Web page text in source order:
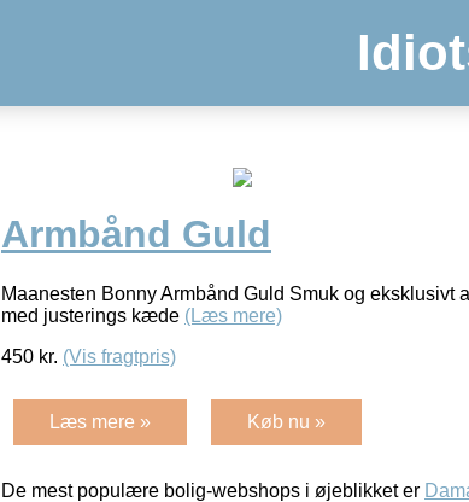
Armbånd Guld
Maanesten Bonny Armbånd Guld Smuk og
med justerings kæde (Læs mere)
450 kr. (Vis fragtpris)
Læs mere » Køb nu »
De mest populære bolig-webshops i øjeblikket er